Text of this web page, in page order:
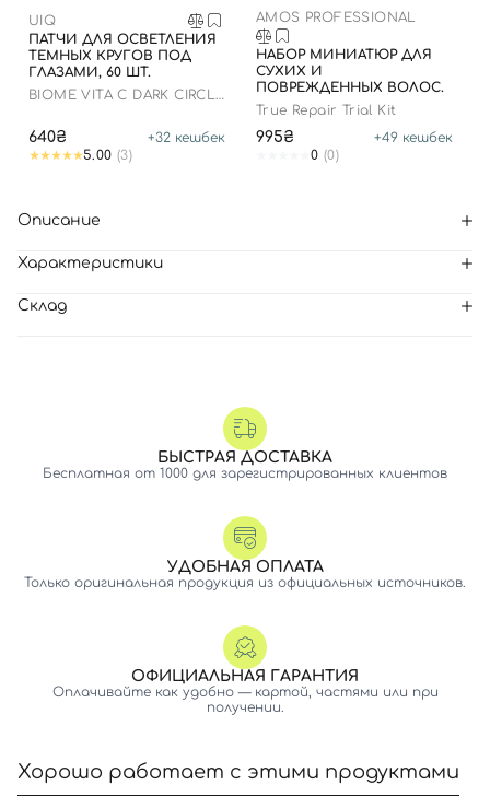
UIQ
ПАТЧИ ДЛЯ ОСВЕТЛЕНИЯ
ТЕМНЫХ КРУГОВ ПОД
ГЛАЗАМИ, 60 ШТ.
BIOME VITA C DARK CIRCLE
640₴ +32 кешбек
5.00 (3)
AMOS PROFESSIONAL
НАБОР МИНИАТЮР ДЛЯ
СУХИХ И
ПОВРЕЖДЕННЫХ ВОЛОС.
True Repair Trial Kit
995₴ +49 кешбек
0 (0)
Описание
Характеристики
Склад
БЫСТРАЯ ДОСТАВКА
Бесплатная от 1000 для зарегистрированных клиентов
УДОБНАЯ ОПЛАТА
Только оригинальная продукция из официальных источников.
ОФИЦИАЛЬНАЯ ГАРАНТИЯ
Оплачивайте как удобно — картой, частями или при
получении.
Хорошо работает с этими продуктами